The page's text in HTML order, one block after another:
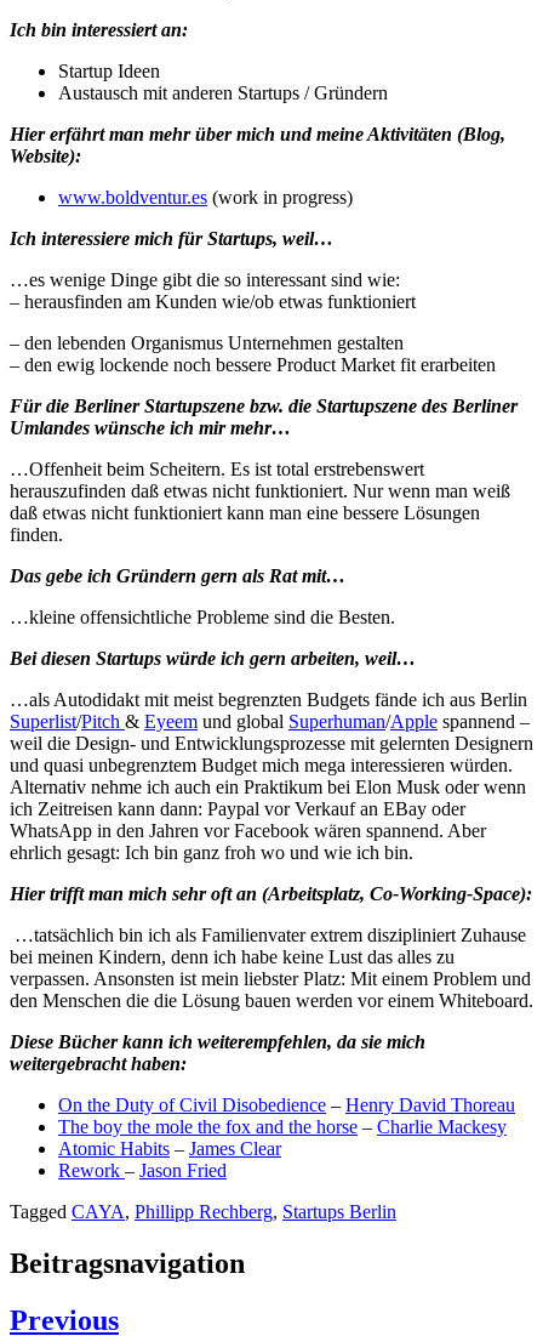
Ich bin interessiert an:
Startup Ideen
Austausch mit anderen Startups / Gründern
Hier erfährt man mehr über mich und meine Aktivitäten (Blog,
Website):
www.boldventur.es (work in progress)
Ich interessiere mich für Startups, weil…
…es wenige Dinge gibt die so interessant sind wie:
– herausfinden am Kunden wie/ob etwas funktioniert
– den lebenden Organismus Unternehmen gestalten
– den ewig lockende noch bessere Product Market fit erarbeiten
Für die Berliner Startupszene bzw. die Startupszene des Berliner
Umlandes wünsche ich mir mehr…
…Offenheit beim Scheitern. Es ist total erstrebenswert
herauszufinden daß etwas nicht funktioniert. Nur wenn man weiß
daß etwas nicht funktioniert kann man eine bessere Lösungen
finden.
Das gebe ich Gründern gern als Rat mit…
…kleine offensichtliche Probleme sind die Besten.
Bei diesen Startups würde ich gern arbeiten, weil…
…als Autodidakt mit meist begrenzten Budgets fände ich aus Berlin
Superlist/Pitch & Eyeem und global Superhuman/Apple spannend –
weil die Design- und Entwicklungsprozesse mit gelernten Designern
und quasi unbegrenztem Budget mich mega interessieren würden.
Alternativ nehme ich auch ein Praktikum bei Elon Musk oder wenn
ich Zeitreisen kann dann: Paypal vor Verkauf an EBay oder
WhatsApp in den Jahren vor Facebook wären spannend. Aber
ehrlich gesagt: Ich bin ganz froh wo und wie ich bin.
Hier trifft man mich sehr oft an (Arbeitsplatz, Co-Working-Space):
…tatsächlich bin ich als Familienvater extrem diszipliniert Zuhause
bei meinen Kindern, denn ich habe keine Lust das alles zu
verpassen. Ansonsten ist mein liebster Platz: Mit einem Problem und
den Menschen die die Lösung bauen werden vor einem Whiteboard.
Diese Bücher kann ich weiterempfehlen, da sie mich
weitergebracht haben:
On the Duty of Civil Disobedience – Henry David Thoreau
The boy the mole the fox and the horse – Charlie Mackesy
Atomic Habits – James Clear
Rework – Jason Fried
Tagged CAYA, Phillipp Rechberg, Startups Berlin
Beitragsnavigation
Previous